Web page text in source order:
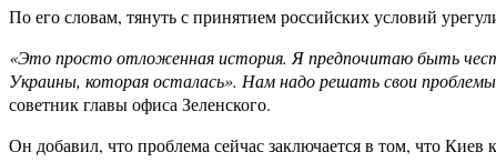
По его словам, тянуть с принятием российских условий
«Это просто отложенная история. Я предпочитаю быть
Украины, которая осталась». Нам надо решать свои
советник главы офиса Зеленского.
Он добавил, что проблема сейчас заключается в том, что Киев